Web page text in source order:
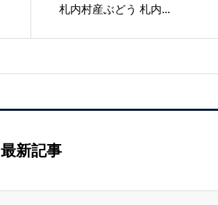
札内村産ぶどう 札内...
最新記事